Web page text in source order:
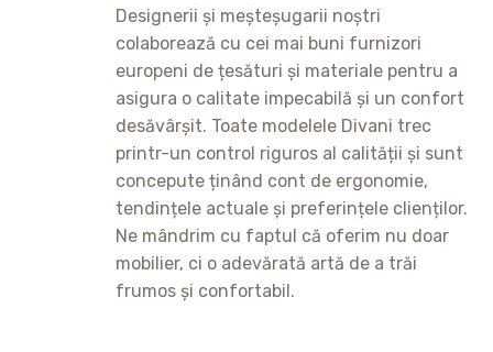
Designerii și meșteșugarii noștri
colaborează cu cei mai buni furnizori
europeni de țesături și materiale pentru a
asigura o calitate impecabilă și un confort
desăvârșit. Toate modelele Divani trec
printr-un control riguros al calității și sunt
concepute ținând cont de ergonomie,
tendințele actuale și preferințele clienților.
Ne mândrim cu faptul că oferim nu doar
mobilier, ci o adevărată artă de a trăi
frumos și confortabil.